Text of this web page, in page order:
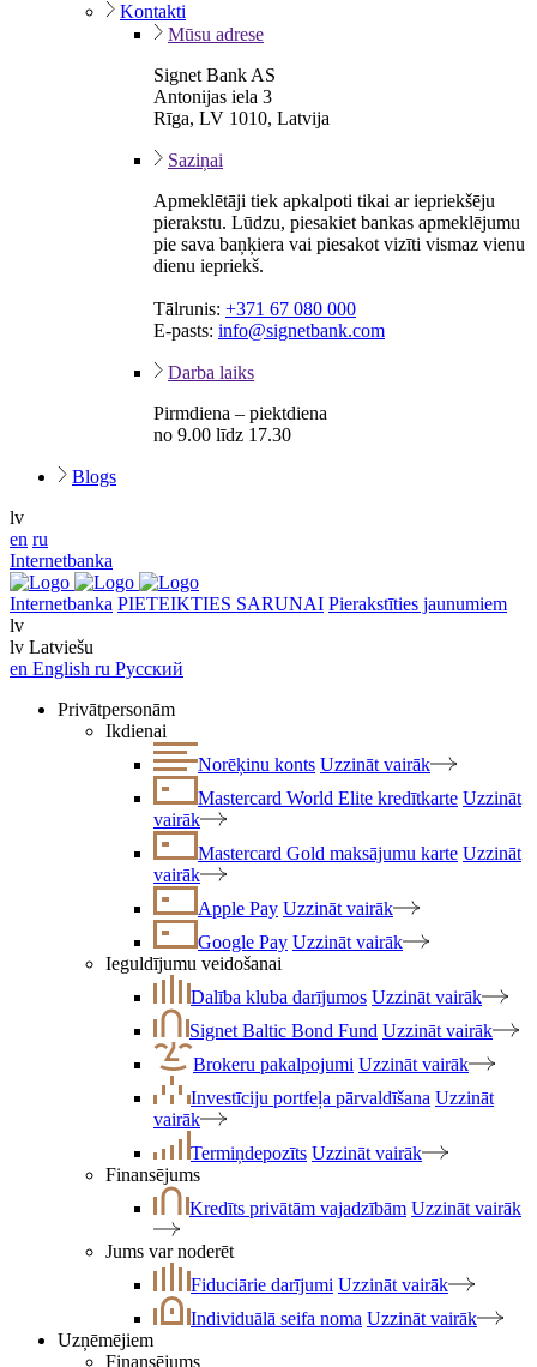
Kontakti
Mūsu adrese
Signet Bank AS
Antonijas iela 3
Rīga, LV 1010, Latvija
Saziņai
Apmeklētāji tiek apkalpoti tikai ar iepriekšēju
pierakstu. Lūdzu, piesakiet bankas apmeklējumu
pie sava baņķiera vai piesakot vizīti vismaz vienu
dienu iepriekš.
Tālrunis: +371 67 080 000
E-pasts: info@signetbank.com
Darba laiks
Pirmdiena – piektdiena
no 9.00 līdz 17.30
Blogs
lv
en ru
Internetbanka
Internetbanka PIETEIKTIES SARUNAI Pierakstīties jaunumiem
lv
lv Latviešu
en English ru Русский
Privātpersonām
Ikdienai
Norēķinu konts Uzzināt vairāk
Mastercard World Elite kredītkarte Uzzināt
vairāk
Mastercard Gold maksājumu karte Uzzināt
vairāk
Apple Pay Uzzināt vairāk
Google Pay Uzzināt vairāk
Ieguldījumu veidošanai
Dalība kluba darījumos Uzzināt vairāk
Signet Baltic Bond Fund Uzzināt vairāk
Brokeru pakalpojumi Uzzināt vairāk
Investīciju portfeļa pārvaldīšana Uzzināt
vairāk
Termiņdepozīts Uzzināt vairāk
Finansējums
Kredīts privātām vajadzībām Uzzināt vairāk
Jums var noderēt
Fiduciārie darījumi Uzzināt vairāk
Individuālā seifa noma Uzzināt vairāk
Uzņēmējiem
Finansējums